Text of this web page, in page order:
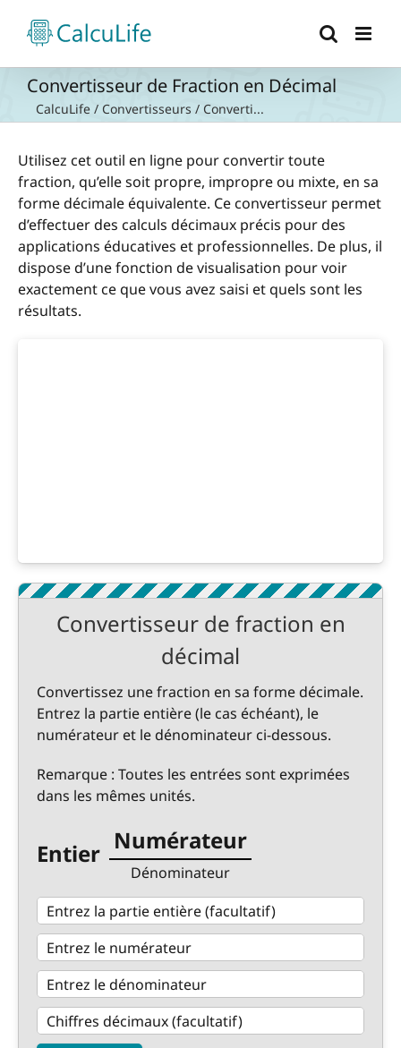
contenu
Convertisseur de Fraction en Décimal
CalcuLife / Convertisseurs / Converti...
Utilisez cet outil en ligne pour convertir toute
fraction, qu’elle soit propre, impropre ou mixte, en sa
forme décimale équivalente. Ce convertisseur permet
d’effectuer des calculs décimaux précis pour des
applications éducatives et professionnelles. De plus, il
dispose d’une fonction de visualisation pour voir
exactement ce que vous avez saisi et quels sont les
résultats.
Convertisseur de fraction en
décimal
Convertissez une fraction en sa forme décimale.
Entrez la partie entière (le cas échéant), le
numérateur et le dénominateur ci-dessous.
Remarque : Toutes les entrées sont exprimées
dans les mêmes unités.
Entier Numérateur
Dénominateur